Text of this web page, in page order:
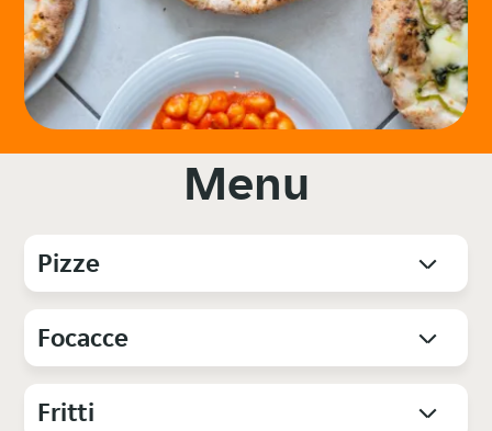
Menu
Pizze
Focacce
Fritti